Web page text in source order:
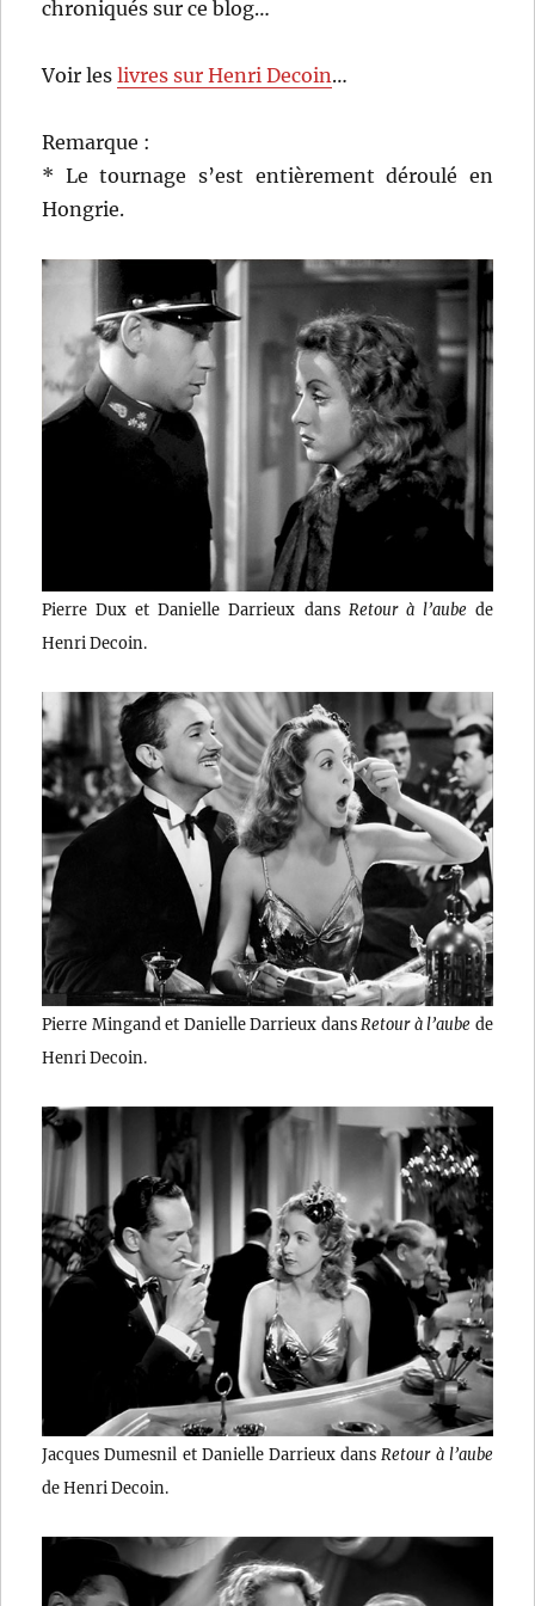
chroniqués sur ce blog…
Voir leslivres sur Henri Decoin…
Remarque :
* Le tournage s’est entièrement déroulé en
Hongrie.
Pierre Dux et Danielle Darrieux dans Retour à l’aubede
Henri Decoin.
Pierre Mingand et Danielle Darrieux dans Retour à l’aube de
Henri Decoin.
Jacques Dumesnil et Danielle Darrieux dans Retour à l’aube
de Henri Decoin.